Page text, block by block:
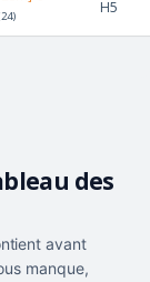
H5
des
avant
manque,